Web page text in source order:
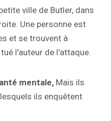
ville de Butler, dans
Une personne est
et se trouvent à
l'auteur de l'attaque.
mentale, Mais ils
ils enquêtent